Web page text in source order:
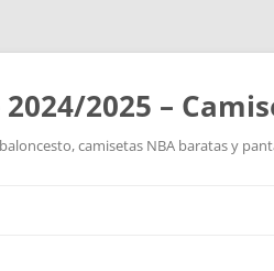
2025 –
camisetas NBA baratas y